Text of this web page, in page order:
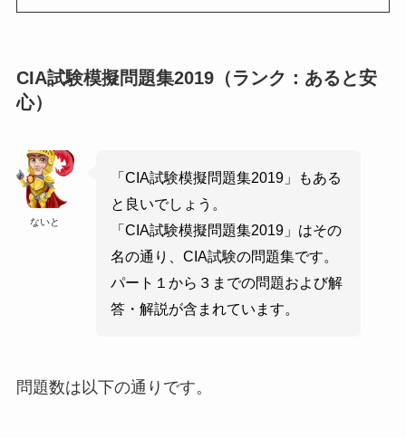
CIA試験模擬問題集2019（ランク：あると安
心）
ないと
「CIA試験模擬問題集2019」もある
と良いでしょう。
「CIA試験模擬問題集2019」はその
名の通り、CIA試験の問題集です。
パート１から３までの問題および解
答・解説が含まれています。
問題数は以下の通りです。